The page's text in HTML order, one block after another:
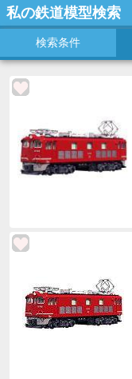
私の鉄道模型検索
検索条件